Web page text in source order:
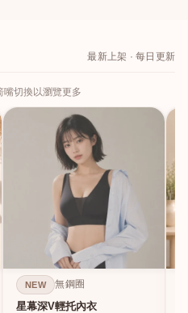
最新上架 · 每日更新
嘴切換以瀏覽更多
NEW 無鋼圈
星幕深V輕托內衣